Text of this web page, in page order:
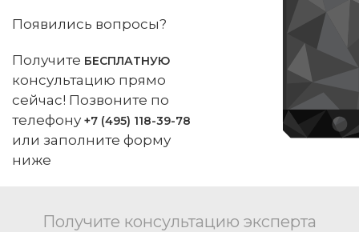
Появились вопросы?
Получите БЕСПЛАТНУЮ
консультацию прямо
сейчас! Позвоните по
телефону +7 (495) 118-39-78
или заполните форму
ниже
Получите консультацию эксперта